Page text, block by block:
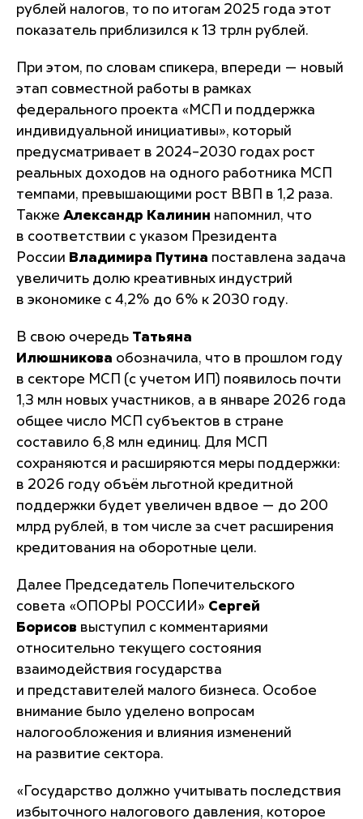
рублей налогов, то по итогам 2025 года этот
показатель приблизился к 13 трлн рублей.
При этом, по словам спикера, впереди — новый
этап совместной работы в рамках
федерального проекта «МСП и поддержка
индивидуальной инициативы», который
предусматривает в 2024–2030 годах рост
реальных доходов на одного работника МСП
темпами, превышающими рост ВВП в 1,2 раза.
Также Александр Калинин напомнил, что
в соответствии с указом Президента
России Владимира Путина поставлена задача
увеличить долю креативных индустрий
в экономике с 4,2% до 6% к 2030 году.
В свою очередь Татьяна
Илюшникова обозначила, что в прошлом году
в секторе МСП (с учетом ИП) появилось почти
1,3 млн новых участников, а в январе 2026 года
общее число МСП субъектов в стране
составило 6,8 млн единиц. Для МСП
сохраняются и расширяются меры поддержки:
в 2026 году объём льготной кредитной
поддержки будет увеличен вдвое — до 200
млрд рублей, в том числе за счет расширения
кредитования на оборотные цели.
Далее Председатель Попечительского
совета «ОПОРЫ РОССИИ» Сергей
Борисов выступил с комментариями
относительно текущего состояния
взаимодействия государства
и представителей малого бизнеса. Особое
внимание было уделено вопросам
налогообложения и влияния изменений
на развитие сектора.
«Государство должно учитывать последствия
избыточного налогового давления, которое